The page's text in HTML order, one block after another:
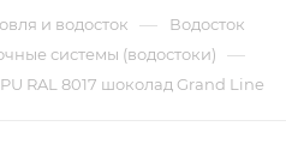
и водосток — Водосток
системы (водостоки) —
RAL 8017 шоколад Grand Line